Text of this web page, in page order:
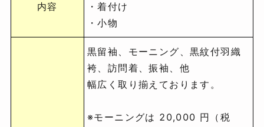
内容
・着付け
・小物
黒留袖、モーニング、黒紋付羽織
袴、訪問着、振袖、他
幅広く取り揃えております。
※モーニングは 20,000 円（税